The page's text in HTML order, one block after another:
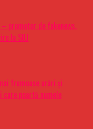
promotor de fakenews,
la SIIJ
frumoase urări şi
poartă numele